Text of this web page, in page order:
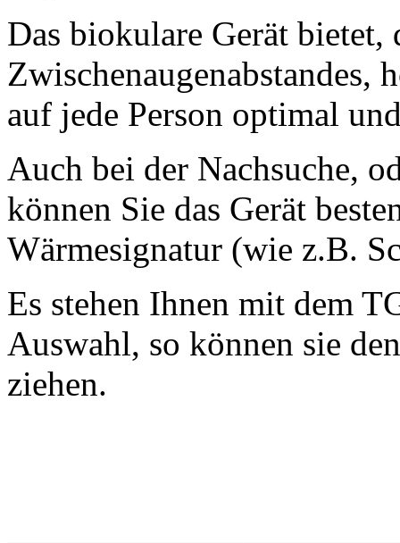
Das biokulare Gerät bietet,
Zwischenaugenabstandes,
auf jede Person optimal
Auch bei der Nachsuche,
können Sie das Gerät
Wärmesignatur (wie z.B.
Es stehen Ihnen mit dem
Auswahl, so können sie
ziehen.